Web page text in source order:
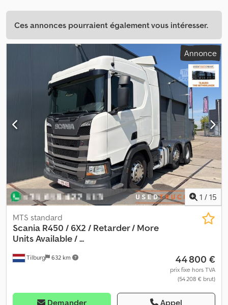
Ces annonces pourraient également vous intéresser.
Annonce
1 / 15
Tilburg 632 km
MTS standard
Scania R450 / 6X2 / Retarder / More
Units Available / ...
44 800 €
prix fixe hors TVA
(54 208 € brut)
Demander Appel